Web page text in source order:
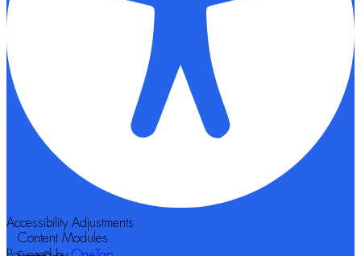
Accessibility Adjustments
Content Modules